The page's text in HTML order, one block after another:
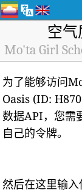
空
Mo'ta Girl
为了能够访问
Oasis (ID:
数据API，您需
自己的令牌。
然后在这里输入